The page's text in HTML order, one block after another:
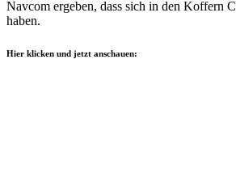
Navcom ergeben, dass sich in den Koffern
haben.
Hier klicken und jetzt anschauen: